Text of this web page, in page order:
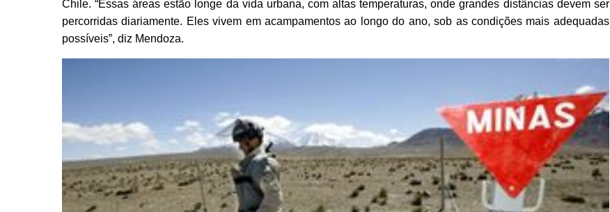
Chile. “Essas áreas estão longe da vida urbana, com altas temperaturas, onde grandes distâncias devem ser
percorridas diariamente. Eles vivem em acampamentos ao longo do ano, sob as condições mais adequadas
possíveis”, diz Mendoza.